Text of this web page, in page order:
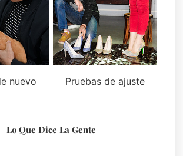
nuevo Pruebas de ajuste
Lo Que Dice La Gente